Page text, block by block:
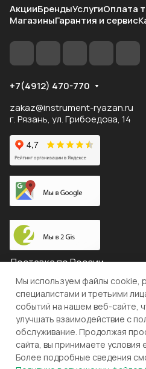
АкцииБрендыУслугиОплата
МагазиныГарантия и сервис
+7(4912) 470-770
zakaz@instrument-ryazan.ru
г. Рязань, ул. Грибоедова, 14
Доставка по России
© 2026 "ЛЕВША"
Конфиденциальность
Оферта
Разработка и поддержка gianit.ru
Мы используем файлы cookie,
специалистами и третьими
событий на нашем веб-сайте,
улучшать взаимодействие с
обслуживание. Продолжая
сайта, вы принимаете условия
Более подробные сведения